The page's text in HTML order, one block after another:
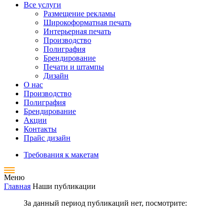
Все услуги
Размещение рекламы
Широкофoрматная печать
Интерьерная печать
Производство
Полиграфия
Брендирование
Печати и штампы
Дизайн
О нас
Производство
Полиграфия
Брендирование
Акции
Контакты
Прайс дизайн
Требования к макетам
Меню
Главная Наши публикации
За данный период публикаций нет, посмотрите: